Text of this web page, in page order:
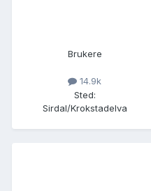
Brukere
14.9k
Sted:
Sirdal/Krokstadelva